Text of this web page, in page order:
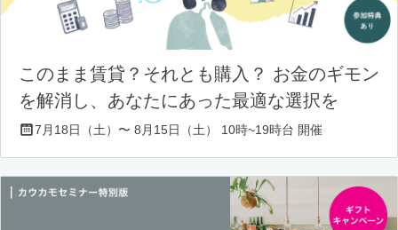
このまま賃貸？それとも購入？ お金のギモン
を解消し、あなたにあった最適な選択を
7月18日（土）〜 8月15日（土） 10時~19時台 開催